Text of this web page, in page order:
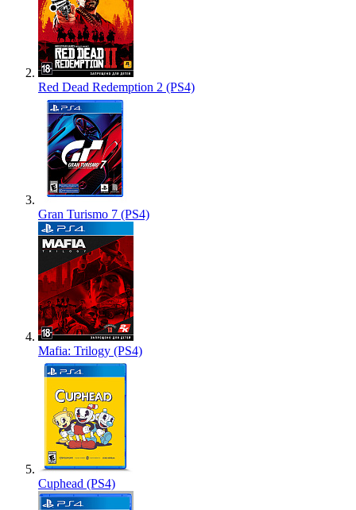
Red Dead Redemption 2 (PS4)
Gran Turismo 7 (PS4)
Mafia: Trilogy (PS4)
Cuphead (PS4)